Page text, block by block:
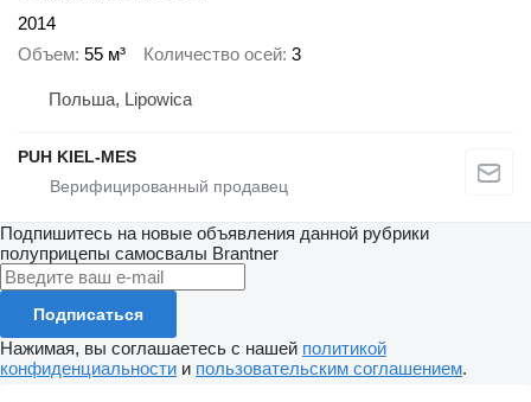
2014
Объем 55 м³ Количество осей 3
Польша, Lipowica
PUH KIEL-MES
Подпишитесь на новые объявления данной рубрики
полуприцепы самосвалы Brantner
Подписаться
Нажимая, вы соглашаетесь с нашей политикой
конфиденциальности и пользовательским соглашением.